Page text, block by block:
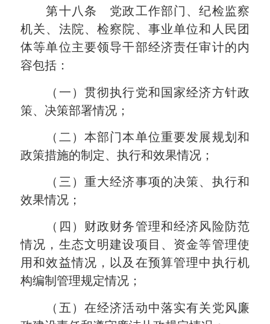
第十八条 党政工作部门、纪检监察
机关、法院、检察院、事业单位和人民团
体等单位主要领导干部经济责任审计的内
容包括：
（一）贯彻执行党和国家经济方针政
策、决策部署情况；
（二）本部门本单位重要发展规划和
政策措施的制定、执行和效果情况；
（三）重大经济事项的决策、执行和
效果情况；
（四）财政财务管理和经济风险防范
情况，生态文明建设项目、资金等管理使
用和效益情况，以及在预算管理中执行机
构编制管理规定情况；
（五）在经济活动中落实有关党风廉